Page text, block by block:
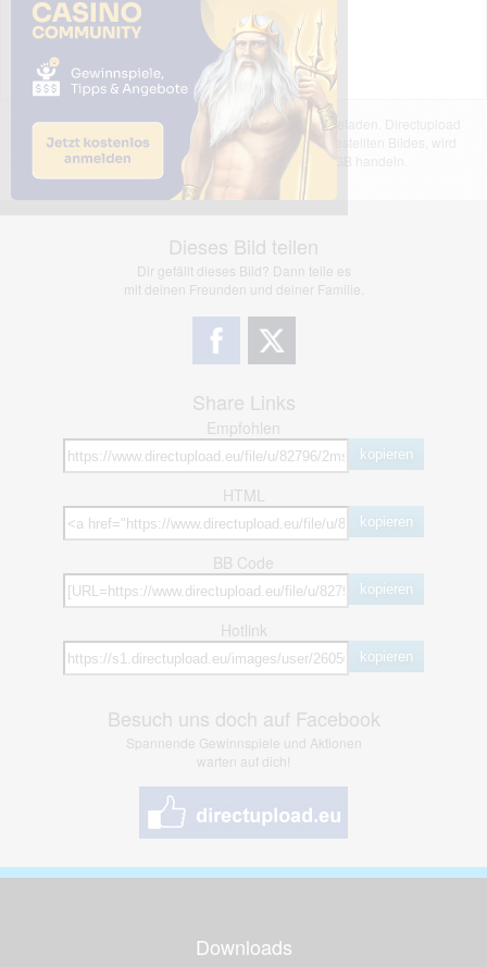
Das dargestellte Bild wurde von einem Nutzer hochgeladen. Directupload
übernimmt keinerlei Haftung für den Inhalt des dargestellten Bildes, wird
jedoch bei Verstößen nach §2(3) unserer AGB handeln.
Dieses Bild teilen
Dir gefällt dieses Bild? Dann teile es
mit deinen Freunden und deiner Familie.
Share Links
Empfohlen
kopieren
HTML
kopieren
BB Code
kopieren
Hotlink
kopieren
Besuch uns doch auf Facebook
Spannende Gewinnspiele und Aktionen
warten auf dich!
Downloads